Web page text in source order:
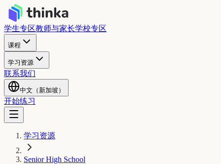
学生专区教师与家长学校专区
课程
学习资源
联系我们
中文（新加坡）
开始练习
学习资源
Senior High School